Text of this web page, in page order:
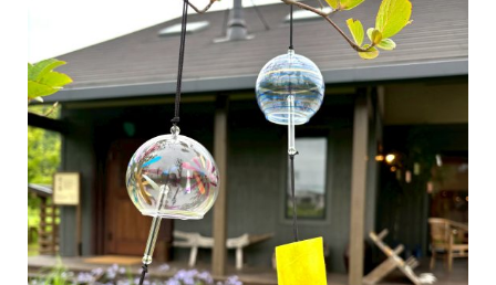
【8月営業日のご案内】－－－－－－－－－－－－－－－－－－▽8
月お盆期間中の営業日は以下の通りです。・8/8(土)～11(火祝) 営業
日＊8
...続きを読む
栖ログ 間貫けのハコ WONDER DEVICE
G-LOG なつ